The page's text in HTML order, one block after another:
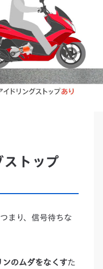
ストップ
つまり、信号待ちな
ンのムダをなくすた